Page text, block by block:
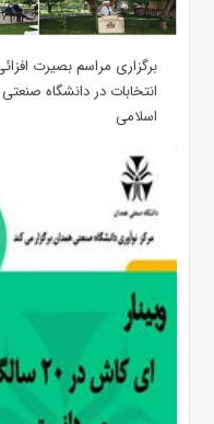
برگزاری مراسم بصیرت
انتخابات در دانشگاه
اسلامی